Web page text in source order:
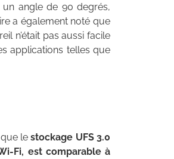
angle de 90 degrés,
a également noté que
n’était pas aussi facile
applications telles que
que lestockage UFS 3.0
Fi, est comparable à